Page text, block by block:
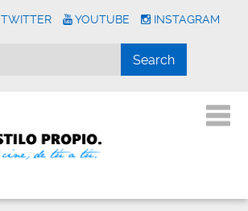
TWITTER YOUTUBE INSTAGRAM